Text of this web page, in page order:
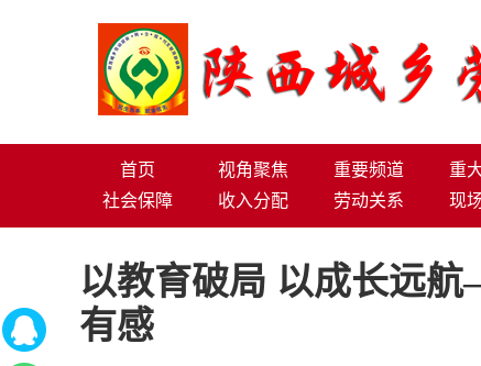
首页 视角聚焦 重要频道 重
社会保障
收入分配 劳动关系 现
以教育破局 以成长远
有感